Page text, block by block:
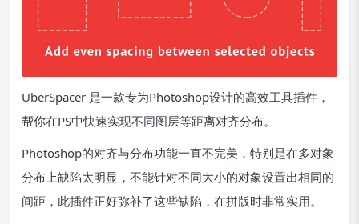
UberSpacer 是一款专为Photoshop设计的高效工具插件，
帮你在PS中快速实现不同图层等距离对齐分布。
Photoshop的对齐与分布功能一直不完美，特别是在多对象
分布上缺陷太明显，不能针对不同大小的对象设置出相同的
间距，此插件正好弥补了这些缺陷，在拼版时非常实用。